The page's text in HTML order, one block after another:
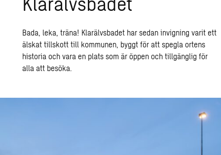
Bada, leka, träna! Klarälvsbadet har sedan invigning varit ett
älskat tillskott till kommunen, byggt för att spegla ortens
historia och vara en plats som är öppen och tillgänglig för
alla att besöka.